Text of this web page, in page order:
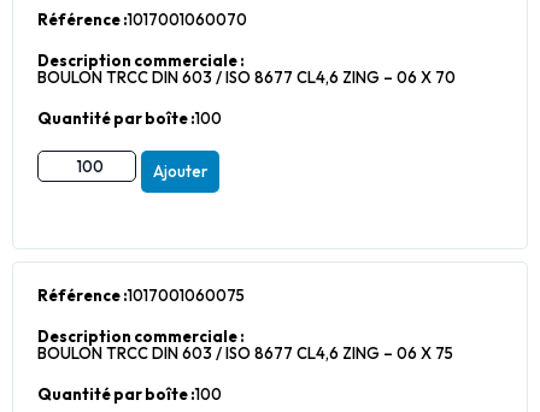
Référence :1017001060070
Description commerciale :
BOULON TRCC DIN 603 / ISO 8677 CL4,6 ZING – 06 X 70
Quantité par boîte :100
Ajouter
Référence :1017001060075
Description commerciale :
BOULON TRCC DIN 603 / ISO 8677 CL4,6 ZING – 06 X 75
Quantité par boîte :100